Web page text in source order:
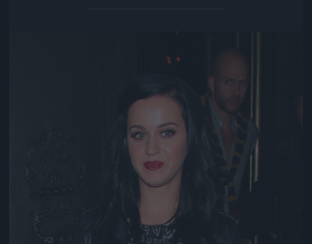
Jön még kép!